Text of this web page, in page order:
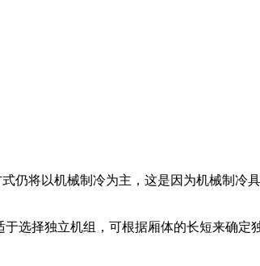
将以机械制冷为主，这是因为机械制冷
选择独立机组，可根据厢体的长短来确定